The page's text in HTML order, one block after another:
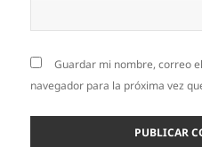
Guardar mi nombre, correo
navegador para la próxima vez